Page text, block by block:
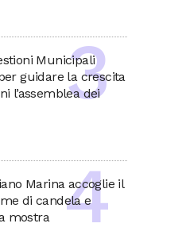
Municipali
guidare la crescita
l’assemblea dei
Marina accoglie il
di candela e
mostra